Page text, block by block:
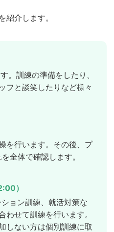
紹介します。
。訓練の準備をしたり、
フと談笑したりなど様々
を行います。その後、プ
全体で確認します。
）
ョン訓練、就活対策な
わせて訓練を行います。
しない方は個別訓練に取